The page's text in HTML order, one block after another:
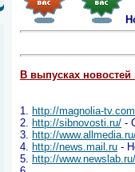
В выпусках
1. http://magnolia-
2.
http://sibnovosti.ru/ -
3.
http://
4.
http://news.mail.ru -
5.
http://www.newslab.ru/